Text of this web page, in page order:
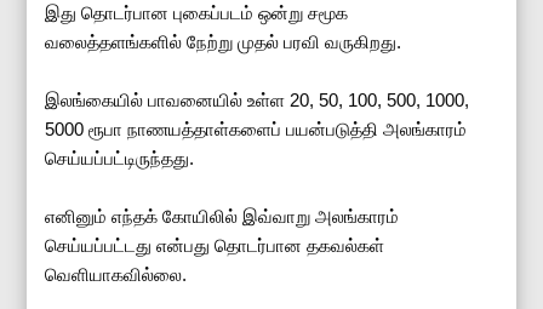
இது தொடர்பான புகைப்படம் ஒன்று சமூக
வலைத்தளங்களில் நேற்று முதல் பரவி வருகிறது.
இலங்கையில் பாவனையில் உள்ள 20, 50, 100, 500, 1000,
5000 ரூபா நாணயத்தாள்களைப் பயன்படுத்தி அலங்காரம்
செய்யப்பட்டிருந்தது.
எனினும் எந்தக் கோயிலில் இவ்வாறு அலங்காரம்
செய்யப்பட்டது என்பது தொடர்பான தகவல்கள்
வெளியாகவில்லை.